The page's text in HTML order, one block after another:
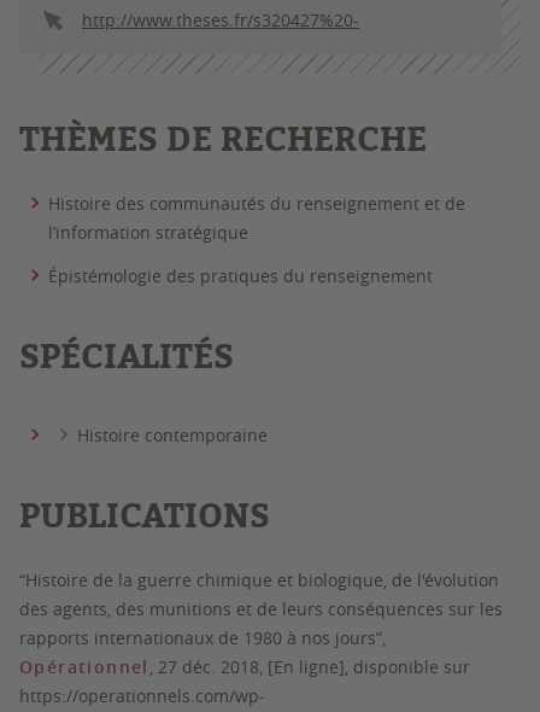
http://www.theses.fr/s320427%20-
THÈMES DE RECHERCHE
Histoire des communautés du renseignement et de
l’information stratégique
Épistémologie des pratiques du renseignement
SPÉCIALITÉS
Histoire contemporaine
PUBLICATIONS
“Histoire de la guerre chimique et biologique, de l'évolution
des agents, des munitions et de leurs conséquences sur les
rapports internationaux de 1980 à nos jours”,
Opérationnel , 27 déc. 2018, [En ligne], disponible sur
https://operationnels.com/wp-